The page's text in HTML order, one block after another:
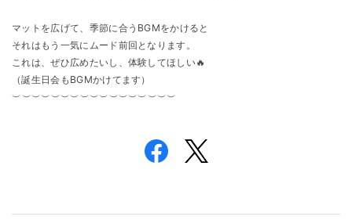
マットを広げて、季節に合うBGMをかけると
それはもう一気にムード前回となります。
これは、ぜひ広めたいし、体験してほしい🔥
（誕生日会もBGMかけてます）
⁡︶︶︶︶︶︶︶︶︶︶︶︶︶︶︶︶︶